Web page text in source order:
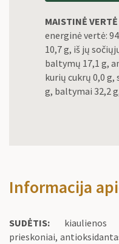
MAISTINĖ
energinė vertė:
10,7 g, iš jų
baltymų 17,1 g,
kurių cukrų 0,0 g,
g, baltymai 32,2
Informacija
SUDĖTIS: kiaulienos
prieskoniai,